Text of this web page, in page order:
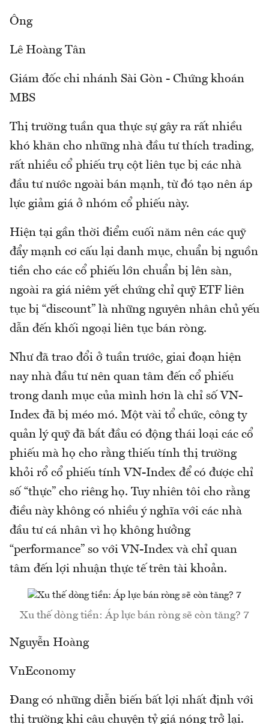
Ông
Lê Hoàng Tân
Giám đốc chi nhánh Sài Gòn - Chứng khoán
MBS
Thị trường tuần qua thực sự gây ra rất nhiều
khó khăn cho những nhà đầu tư thích trading,
rất nhiều cổ phiếu trụ cột liên tục bị các nhà
đầu tư nước ngoài bán mạnh, từ đó tạo nên áp
lực giảm giá ở nhóm cổ phiếu này.
Hiện tại gần thời điểm cuối năm nên các quỹ
đẩy mạnh cơ cấu lại danh mục, chuẩn bị nguồn
tiền cho các cổ phiếu lớn chuẩn bị lên sàn,
ngoài ra giá niêm yết chứng chỉ quỹ ETF liên
tục bị “discount” là những nguyên nhân chủ yếu
dẫn đến khối ngoại liên tục bán ròng.
Như đã trao đổi ở tuần trước, giai đoạn hiện
nay nhà đầu tư nên quan tâm đến cổ phiếu
trong danh mục của mình hơn là chỉ số VN-
Index đã bị méo mó. Một vài tổ chức, công ty
quản lý quỹ đã bắt đầu có động thái loại các cổ
phiếu mà họ cho rằng thiếu tính thị trường
khỏi rổ cổ phiếu tính VN-Index để có được chỉ
số “thực” cho riêng họ. Tuy nhiên tôi cho rằng
điều này không có nhiều ý nghĩa với các nhà
đầu tư cá nhân vì họ không hưởng
“performance” so với VN-Index và chỉ quan
tâm đến lợi nhuận thực tế trên tài khoản.
Xu thế dòng tiền: Áp lực bán ròng sẽ còn tăng? 7
Nguyễn Hoàng
VnEconomy
Đang có những diễn biến bất lợi nhất định với
thị trường khi câu chuyện tỷ giá nóng trở lại.